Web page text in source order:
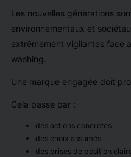
Les nouvelles générations
environnementaux et
extrêmement vigilantes face
washing.
Une marque engagée doit
Cela passe par :
des actions concrètes
des choix assumés
des prises de position